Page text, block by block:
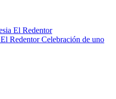
Celebración de uno